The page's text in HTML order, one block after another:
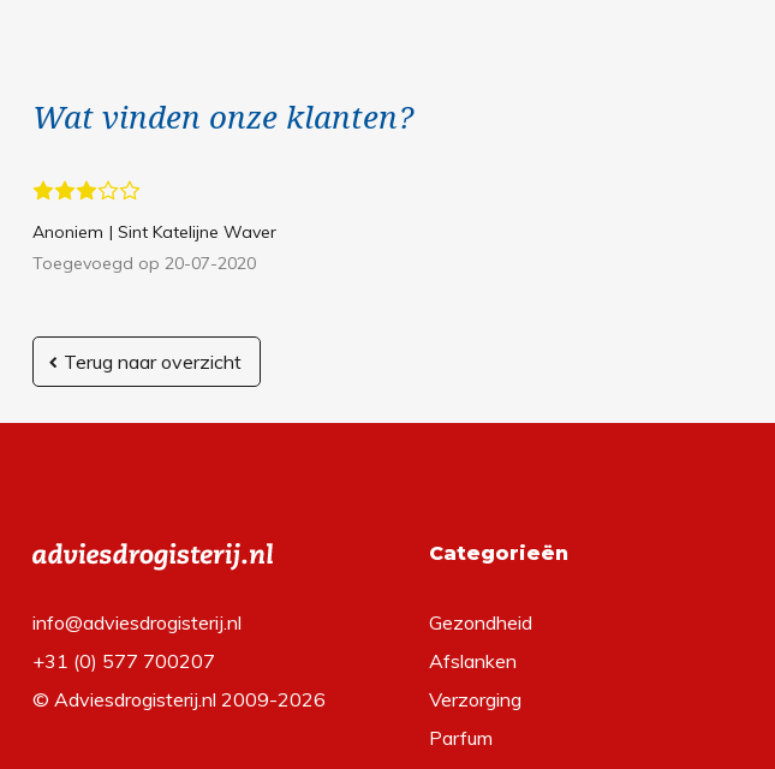
Wat vinden onze klanten?
Anoniem | Sint Katelijne Waver
Toegevoegd op 20-07-2020
Terug naar overzicht
info@adviesdrogisterij.nl
+31 (0) 577 700207
© Adviesdrogisterij.nl 2009-2026
Categorieën
Gezondheid
Afslanken
Verzorging
Parfum